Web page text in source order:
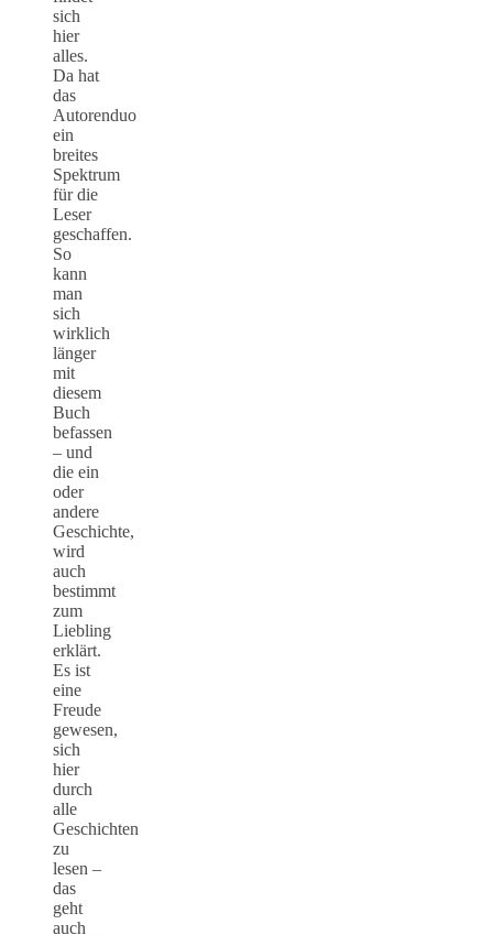
sich
hier
alles.
Da hat
das
Autorenduo
ein
breites
Spektrum
für die
Leser
geschaffen.
So
kann
man
sich
wirklich
länger
mit
diesem
Buch
befassen
– und
die ein
oder
andere
Geschichte,
wird
auch
bestimmt
zum
Liebling
erklärt.
Es ist
eine
Freude
gewesen,
sich
hier
durch
alle
Geschichten
zu
lesen –
das
geht
auch